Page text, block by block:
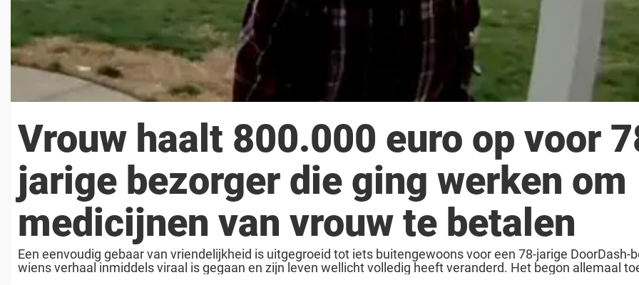
Vrouw haalt 800.000 euro op voor
jarige bezorger die ging werken om
medicijnen van vrouw te betalen
Een eenvoudig gebaar van vriendelijkheid is uitgegroeid tot iets buitengewoons voor een 78-jarige DoorDash-
wiens verhaal inmiddels viraal is gegaan en zijn leven wellicht volledig heeft veranderd. Het begon allemaal